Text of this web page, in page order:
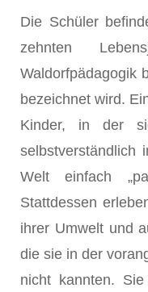
Die Schüler
zehnten
Waldorfpädagogik
bezeichnet wird.
Kinder, in der
selbstverständlich
Welt einfach
Stattdessen
ihrer Umwelt und
die sie in der
nicht kannten.